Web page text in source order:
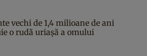
vechi de 1,4 milioane de ani
o rudă uriașă a omului